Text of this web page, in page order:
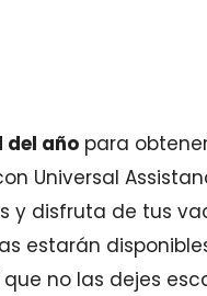
año para
Universal
y disfruta de tus
estarán
no las dejes